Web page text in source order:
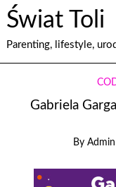
Świat Toli
Parenting, lifestyle,
Gabriela
By Admin